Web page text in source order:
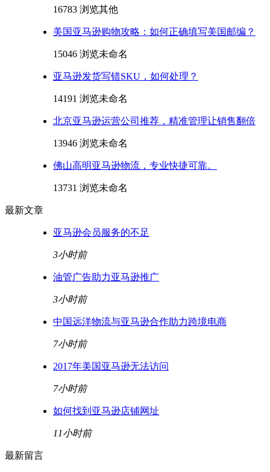
16783 浏览其他
美国亚马逊购物攻略：如何正确填写美国邮编？
15046 浏览未命名
亚马逊发货写错SKU，如何处理？
14191 浏览未命名
北京亚马逊运营公司推荐，精准管理让销售翻倍
13946 浏览未命名
佛山高明亚马逊物流，专业快捷可靠。
13731 浏览未命名
最新文章
亚马逊会员服务的不足
3小时前
油管广告助力亚马逊推广
3小时前
中国远洋物流与亚马逊合作助力跨境电商
7小时前
2017年美国亚马逊无法访问
7小时前
如何找到亚马逊店铺网址
11小时前
最新留言